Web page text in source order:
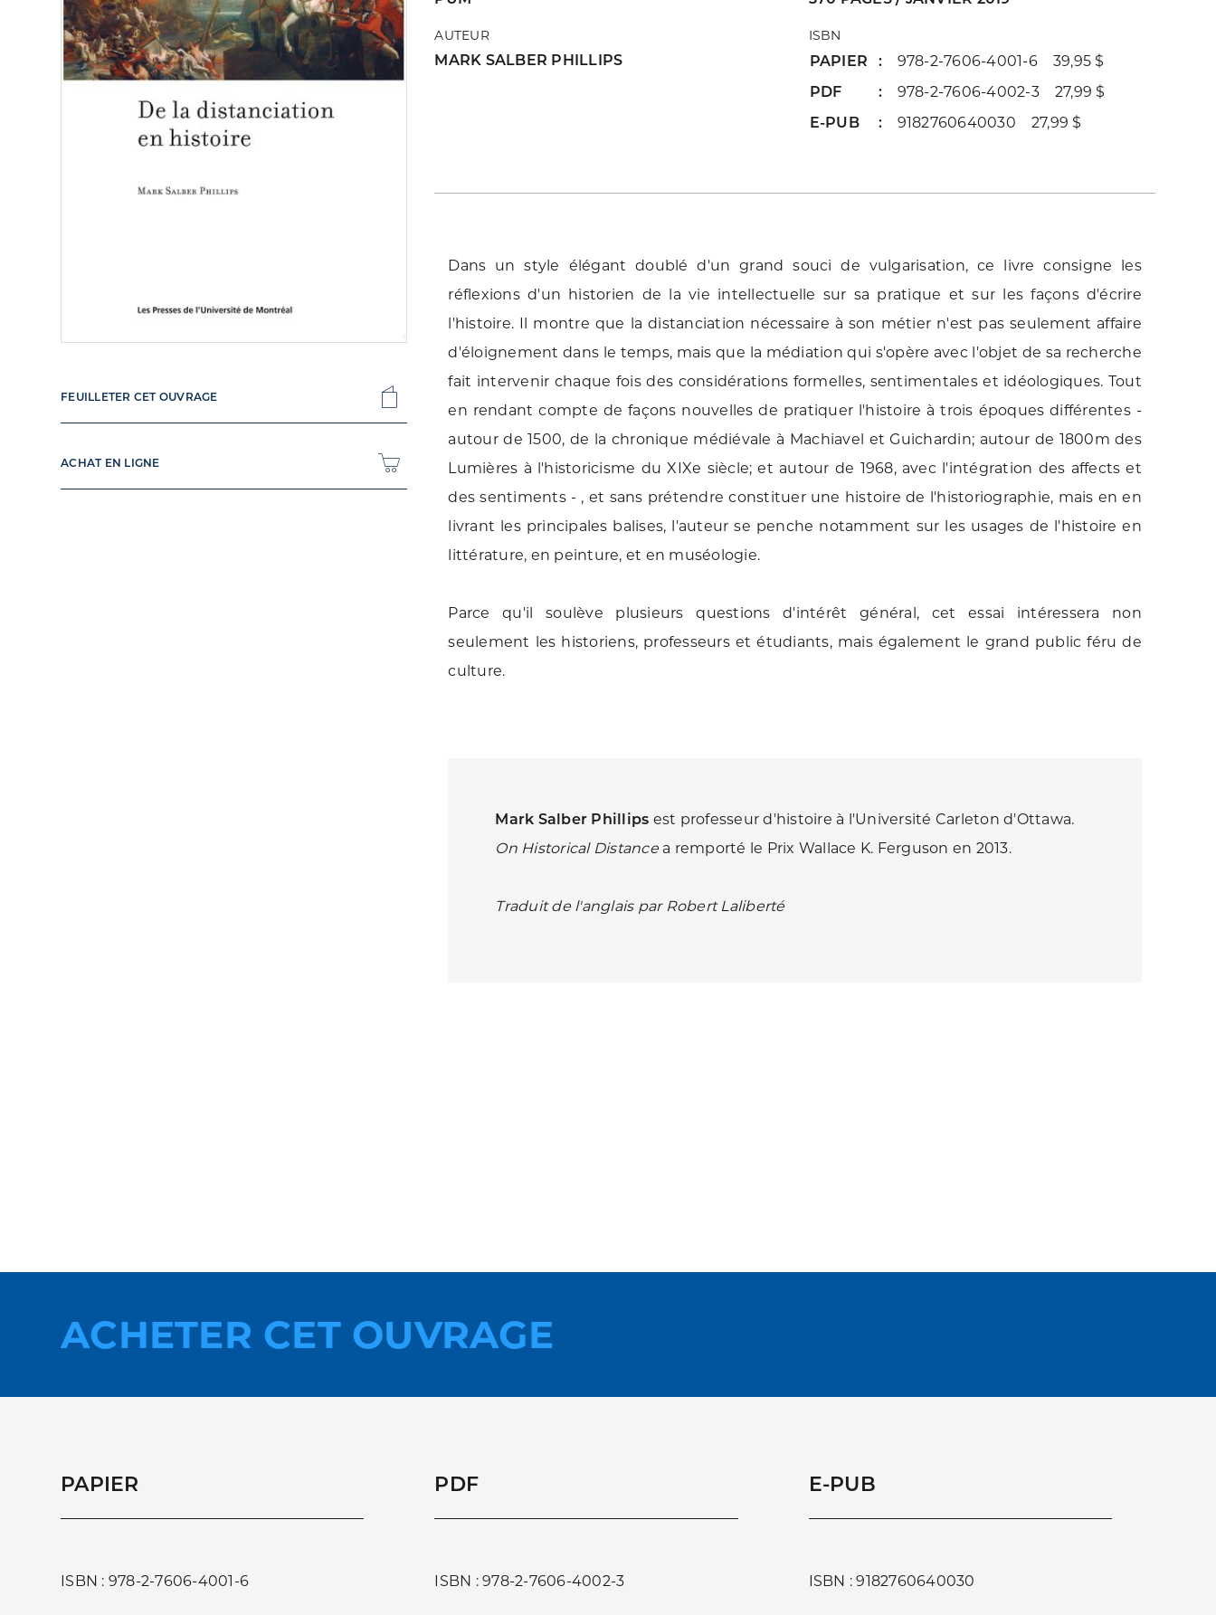
AUTEUR
MARK SALBER PHILLIPS
ISBN
PAPIER
978-2-7606-4001-6 39,95 $
PDF
978-2-7606-4002-3 27,99 $
E-PUB
9182760640030 27,99 $
Dans un style élégant doublé d'un grand souci de vulgarisation, ce livre consigne les
réflexions d'un historien de la vie intellectuelle sur sa pratique et sur les façons d'écrire
l'histoire. Il montre que la distanciation nécessaire à son métier n'est pas seulement affaire
d'éloignement dans le temps, mais que la médiation qui s'opère avec l'objet de sa recherche
fait intervenir chaque fois des considérations formelles, sentimentales et idéologiques. Tout
en rendant compte de façons nouvelles de pratiquer l'histoire à trois époques différentes -
autour de 1500, de la chronique médiévale à Machiavel et Guichardin; autour de 1800m des
Lumières à l'historicisme du XIXe siècle; et autour de 1968, avec l'intégration des affects et
des sentiments - , et sans prétendre constituer une histoire de l'historiographie, mais en en
livrant les principales balises, l'auteur se penche notamment sur les usages de l'histoire en
littérature, en peinture, et en muséologie.
Parce qu'il soulève plusieurs questions d'intérêt général, cet essai intéressera non
seulement les historiens, professeurs et étudiants, mais également le grand public féru de
culture.
Mark Salber Phillips est professeur d'histoire à l'Université Carleton d'Ottawa.
On Historical Distancea remporté le Prix Wallace K. Ferguson en 2013.
Traduit de l'anglais par Robert Laliberté
FEUILLETER CET OUVRAGE
ACHAT EN LIGNE
ACHETER CET OUVRAGE
PAPIER
ISBN : 978-2-7606-4001-6
PDF
ISBN : 978-2-7606-4002-3
E-PUB
ISBN : 9182760640030